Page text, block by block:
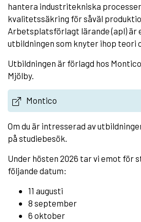
hantera industritekniska
kvalitetssäkring för såväl
Arbetsplatsförlagt lärande (apl) är
utbildningen som knyter ihop teori
Utbildningen är förlagd hos
Mjölby.
Montico
Om du är intresserad av
på studiebesök.
Under hösten 2026 tar vi emot för
följande datum:
11 augusti
8 september
6 oktober